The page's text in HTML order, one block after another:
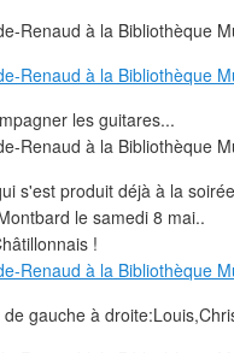
les guitares...
s'est produit déjà à la
le samedi 8 mai..
!
gauche à